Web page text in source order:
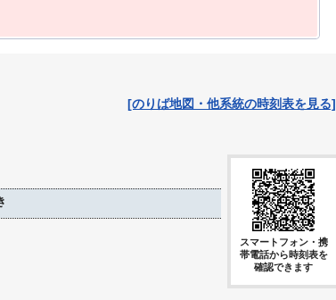
[のりば地図・他系統の時刻表を見る]
スマートフォン・携
帯電話から時刻表を
確認できます